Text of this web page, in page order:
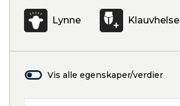
Lynne Klauvhelse
Vis alle egenskaper/verdier